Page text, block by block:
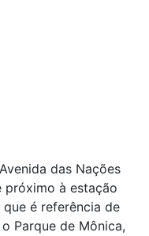
das Nações
próximo à estação
é referência de
Parque de Mônica,